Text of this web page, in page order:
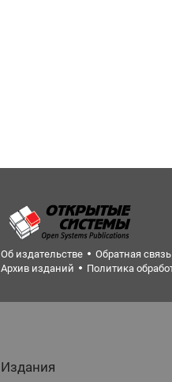
Об издательстве Обратная связь
Архив изданий
Политика
Издания